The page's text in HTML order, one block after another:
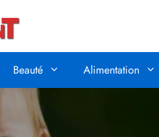
Beauté Alimentation